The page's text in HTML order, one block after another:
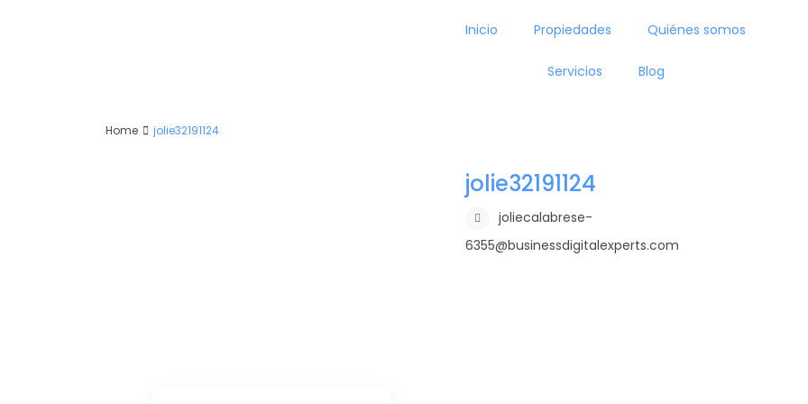
Inicio Propiedades Quiénes somos
Servicios Blog
Home jolie32191124
jolie32191124
joliecalabrese-
6355@businessdigitalexperts.com